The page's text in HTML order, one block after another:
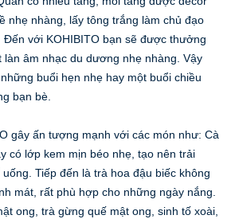
nhẹ nhàng, lấy tông trắng làm chủ đạo
Đến với KOHIBITO bạn sẽ được thưởng
âm nhạc du dương nhẹ nhàng. Vậy
buổi hẹn nhẹ hay một buổi chiều
bạn bè.
gây ấn tượng mạnh với các món như: Cà
có lớp kem mịn béo nhẹ, tạo nên trải
Tiếp đến là trà hoa đậu biếc không
mát, rất phù hợp cho những ngày nắng.
ong, trà gừng quế mật ong, sinh tố xoài,